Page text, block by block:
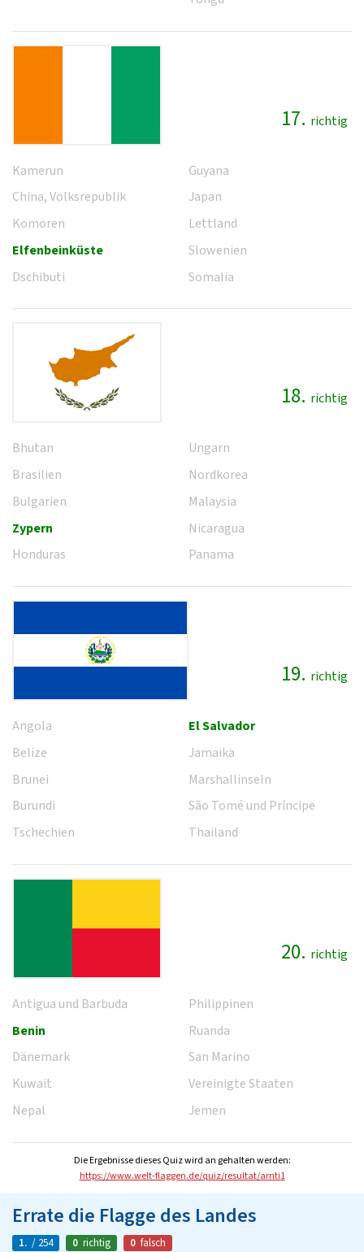
17. richtig
Kamerun
China, Volksrepublik
Komoren
Elfenbeinküste
Dschibuti
Guyana
Japan
Lettland
Slowenien
Somalia
18. richtig
Bhutan
Brasilien
Bulgarien
Zypern
Honduras
Ungarn
Nordkorea
Malaysia
Nicaragua
Panama
19. richtig
Angola
Belize
Brunei
Burundi
Tschechien
El Salvador
Jamaika
Marshallinseln
São Tomé und Príncipe
Thailand
20. richtig
Antigua und Barbuda
Benin
Dänemark
Kuwait
Nepal
Philippinen
Ruanda
San Marino
Vereinigte Staaten
Jemen
Die Ergebnisse dieses Quiz wird an gehalten werden:
https://www.welt-flaggen.de/quiz/resultat/arnti1
Errate die Flagge des Landes
1. / 254 0 richtig 0 falsch